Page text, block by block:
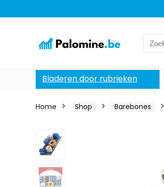
Search
for:
Bladeren door rubrieken
Home Shop Barebones